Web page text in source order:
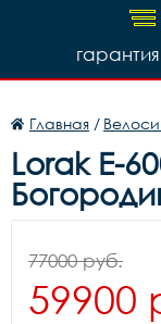
гарантия
Главная /
Lorak E-
77000 руб.
59900